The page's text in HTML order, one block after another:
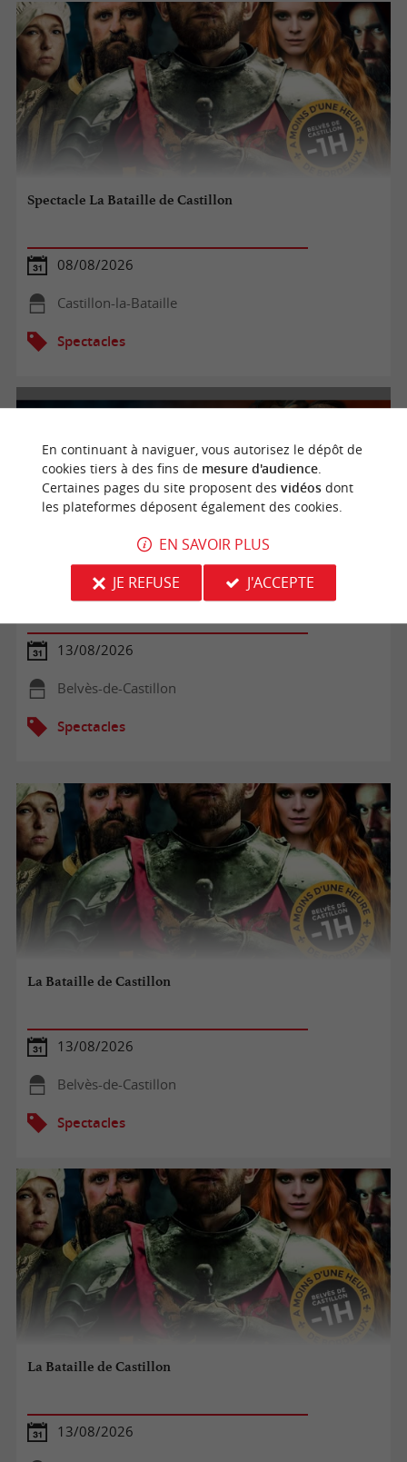
Spectacle La Bataille de Castillon
08/08/2026
Castillon-la-Bataille
Spectacles
La Bataille de Castillon
13/08/2026
Belvès-de-Castillon
Spectacles
La Bataille de Castillon
13/08/2026
Belvès-de-Castillon
Spectacles
La Bataille de Castillon
13/08/2026
En continuant à naviguer, vous autorisez le dépôt de
cookies tiers à des fins de mesure d'audience.
Certaines pages du site proposent des vidéosdont
les plateformes déposent également des cookies.
EN SAVOIR PLUS
JE REFUSE
J'ACCEPTE